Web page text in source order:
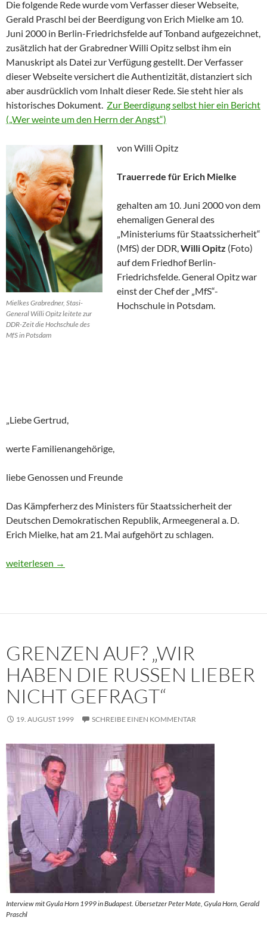
Die folgende Rede wurde vom Verfasser dieser Webseite,
Gerald Praschl bei der Beerdigung von Erich Mielke am 10.
Juni 2000 in Berlin-Friedrichsfelde auf Tonband aufgezeichnet,
zusätzlich hat der Grabredner Willi Opitz selbst ihm ein
Manuskript als Datei zur Verfügung gestellt. Der Verfasser
dieser Webseite versichert die Authentizität, distanziert sich
aber ausdrücklich vom Inhalt dieser Rede. Sie steht hier als
historisches Dokument. Zur Beerdigung selbst hier ein Bericht
(„Wer weinte um den Herrn der Angst“)
Mielkes Grabredner, Stasi-
General Willi Opitz leitete zur
DDR-Zeit die Hochschule des
MfS in Potsdam
von Willi Opitz
Trauerrede für Erich Mielke
gehalten am 10. Juni 2000 von dem
ehemaligen General des
„Ministeriums für Staatssicherheit“
(MfS) der DDR,Willi Opitz (Foto)
auf dem Friedhof Berlin-
Friedrichsfelde. General Opitz war
einst der Chef der „MfS“-
Hochschule in Potsdam.
„Liebe Gertrud,
werte Familienangehörige,
liebe Genossen und Freunde
Das Kämpferherz des Ministers für Staatssicherheit der
Deutschen Demokratischen Republik, Armeegeneral a. D.
Erich Mielke, hat am 21. Mai aufgehört zu schlagen.
Historisches Dokument: Die Trauerrede für Erich Mielke (1907-
weiterlesen →
GRENZEN AUF? „WIR
HABEN DIE RUSSEN LIEBER
NICHT GEFRAGT“
19. AUGUST 1999 SCHREIBE EINEN KOMMENTAR
Interview mit Gyula Horn 1999 in Budapest. Übersetzer Peter Mate, Gyula Horn, Gerald
Praschl